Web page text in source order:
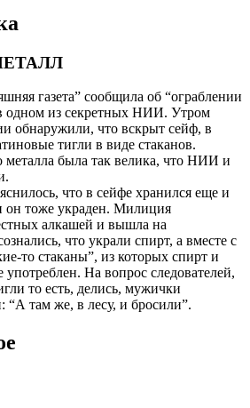
газета” сообщила об “ограблении
одном из секретных НИИ. Утром
обнаружили, что вскрыт сейф, в
тигли в виде стаканов.
металла была так велика, что НИИ и
что в сейфе хранился еще и
он тоже украден. Милиция
алкашей и вышла на
что украли спирт, а вместе с
то стаканы”, из которых спирт и
На вопрос следователей,
то есть, делись, мужички
“А там же, в лесу, и бросили”.